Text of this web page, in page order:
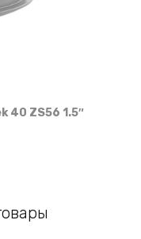
40 ZS56 1.5″